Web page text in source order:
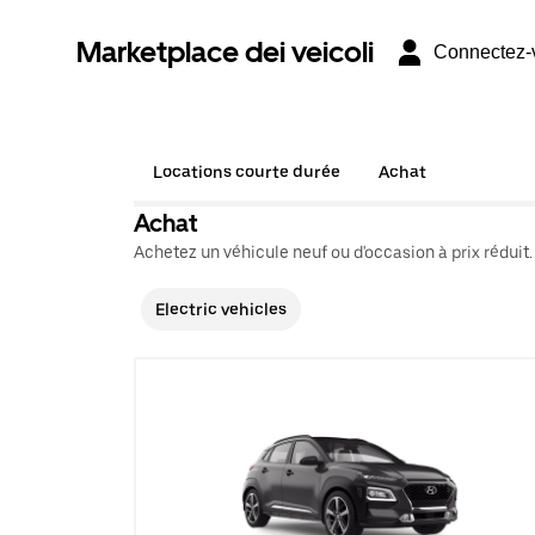
Marketplace dei veicoli
Locations courte durée Achat
Achat
Achetez un véhicule neuf ou d'occasion à prix réduit.
Electric vehicles